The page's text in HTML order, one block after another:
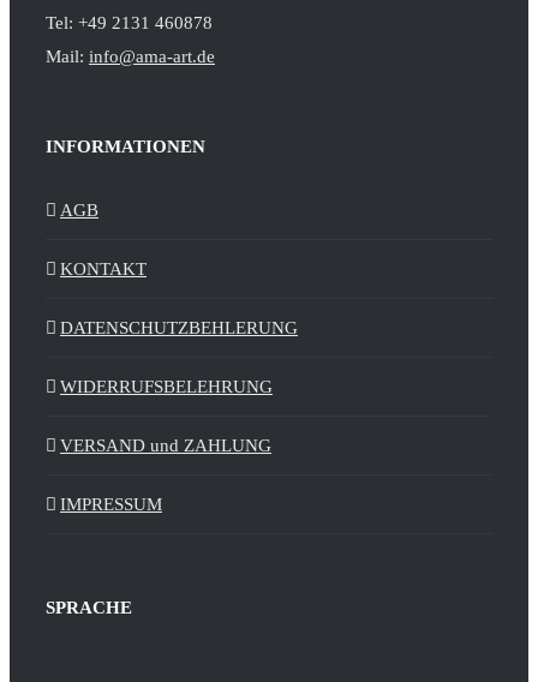
Tel: +49 2131 460878
Mail: info@ama-art.de
INFORMATIONEN
AGB
KONTAKT
DATENSCHUTZBEHLERUNG
WIDERRUFSBELEHRUNG
VERSAND und ZAHLUNG
IMPRESSUM
SPRACHE